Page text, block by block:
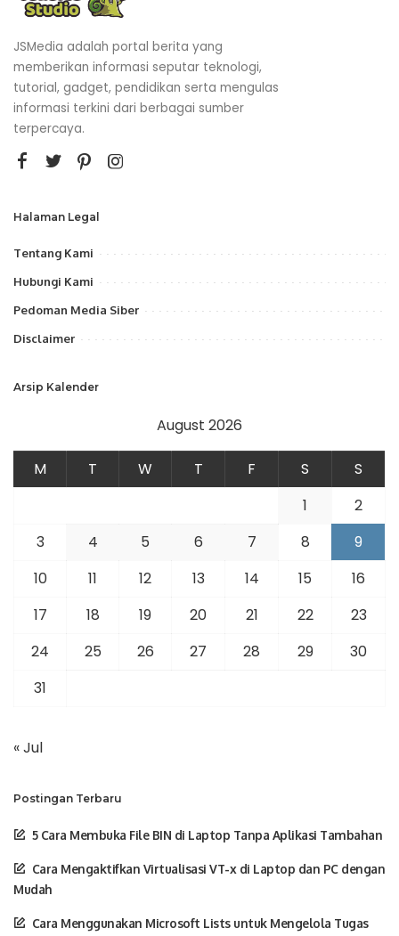
JSMedia adalah portal berita yang
memberikan informasi seputar teknologi,
tutorial, gadget, pendidikan serta mengulas
informasi terkini dari berbagai sumber
terpercaya.
Halaman Legal
Tentang Kami
Hubungi Kami
Pedoman Media Siber
Disclaimer
Arsip Kalender
August 2026
M T W T F S
S
1
2
3
4 5 6 7 8
9
10
11 12 13 14 15
16
17
18 19 20 21 22
23
24
25 26 27 28 29
30
31
« Jul
Postingan Terbaru
5 Cara Membuka File BIN di Laptop Tanpa Aplikasi Tambahan
Cara Mengaktifkan Virtualisasi VT-x di Laptop dan PC dengan
Mudah
Cara Menggunakan Microsoft Lists untuk Mengelola Tugas